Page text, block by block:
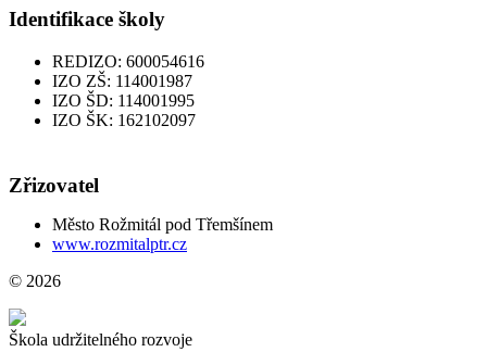
Identifikace školy
REDIZO: 600054616
IZO ZŠ: 114001987
IZO ŠD: 114001995
IZO ŠK: 162102097
Zřizovatel
Město Rožmitál pod Třemšínem
www.rozmitalptr.cz
© 2026
Škola udržitelného rozvoje